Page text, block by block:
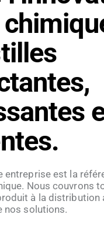
entreprise est la
Nous couvrons
à la distribution
nos solutions.